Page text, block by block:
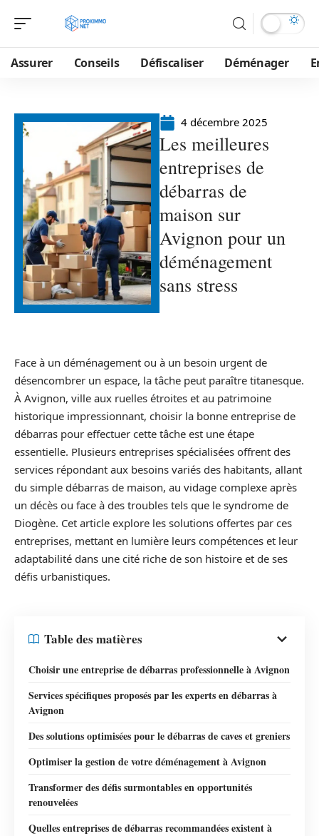
Assurer Conseils Défiscaliser Déménager
4 décembre 2025
Les meilleures
entreprises de
débarras de
maison sur
Avignon pour un
déménagement
sans stress
Face à un déménagement ou à un besoin urgent de
désencombrer un espace, la tâche peut paraître titanesque.
À Avignon, ville aux ruelles étroites et au patrimoine
historique impressionnant, choisir la bonne entreprise de
débarras pour effectuer cette tâche est une étape
essentielle. Plusieurs entreprises spécialisées offrent des
services répondant aux besoins variés des habitants, allant
du simple débarras de maison, au vidage complexe après
un décès ou face à des troubles tels que le syndrome de
Diogène. Cet article explore les solutions offertes par ces
entreprises, mettant en lumière leurs compétences et leur
adaptabilité dans une cité riche de son histoire et de ses
défis urbanistiques.
Table des matières
Choisir une entreprise de débarras professionnelle à Avignon
Services spécifiques proposés par les experts en débarras à
Avignon
Des solutions optimisées pour le débarras de caves et greniers
Optimiser la gestion de votre déménagement à Avignon
Transformer des défis surmontables en opportunités
renouvelées
Quelles entreprises de débarras recommandées existent à